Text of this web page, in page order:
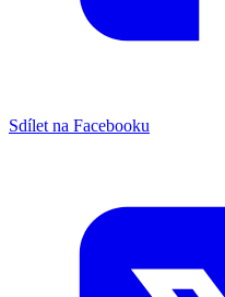
Sdílet na Facebooku